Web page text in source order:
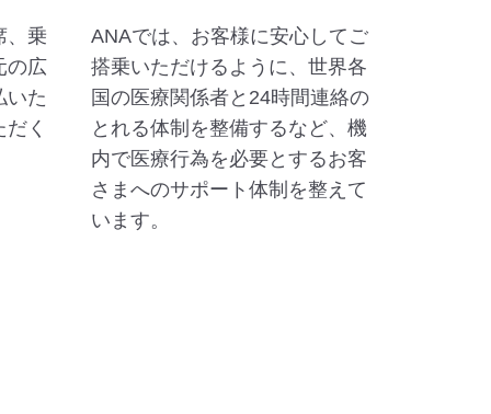
、乗
の広
いた
く
ANAでは、お客様に安心してご
搭乗いただけるように、世界各
国の医療関係者と24時間連絡の
とれる体制を整備するなど、機
内で医療行為を必要とするお客
さまへのサポート体制を整えて
います。